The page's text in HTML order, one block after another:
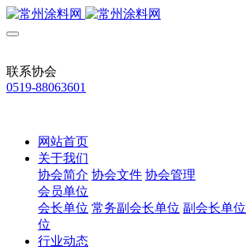
联系协会
0519-88063601
网站首页
关于我们
协会简介 协会文件 协会管理
会员单位
会长单位 常务副会长单位 副会长单位
位
行业动态